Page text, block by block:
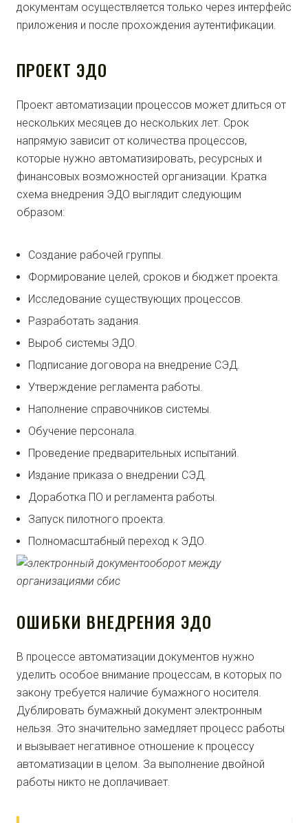
документам осуществляется только через интерфейс
приложения и после прохождения аутентификации.
ПРОЕКТ ЭДО
Проект автоматизации процессов может длиться от
нескольких месяцев до нескольких лет. Срок
напрямую зависит от количества процессов,
которые нужно автоматизировать, ресурсных и
финансовых возможностей организации. Кратка
схема внедрения ЭДО выглядит следующим
образом:
Создание рабочей группы.
Формирование целей, сроков и бюджет проекта.
Исследование существующих процессов.
Разработать задания.
Выроб системы ЭДО.
Подписание договора на внедрение СЭД.
Утверждение регламента работы.
Наполнение справочников системы.
Обучение персонала.
Проведение предварительных испытаний.
Издание приказа о внедрении СЭД.
Доработка ПО и регламента работы.
Запуск пилотного проекта.
Полномасштабный переход к ЭДО.
ОШИБКИ ВНЕДРЕНИЯ ЭДО
В процессе автоматизации документов нужно
уделить особое внимание процессам, в которых по
закону требуется наличие бумажного носителя.
Дублировать бумажный документ электронным
нельзя. Это значительно замедляет процесс работы
и вызывает негативное отношение к процессу
автоматизации в целом. За выполнение двойной
работы никто не доплачивает.